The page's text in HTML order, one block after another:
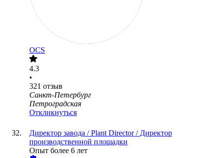
OCS
4.3
•
321 отзыв
Санкт-Петербург
Петроградская
Откликнуться
Директор завода / Plant Director / Директор
производственной площадки
Опыт более 6 лет